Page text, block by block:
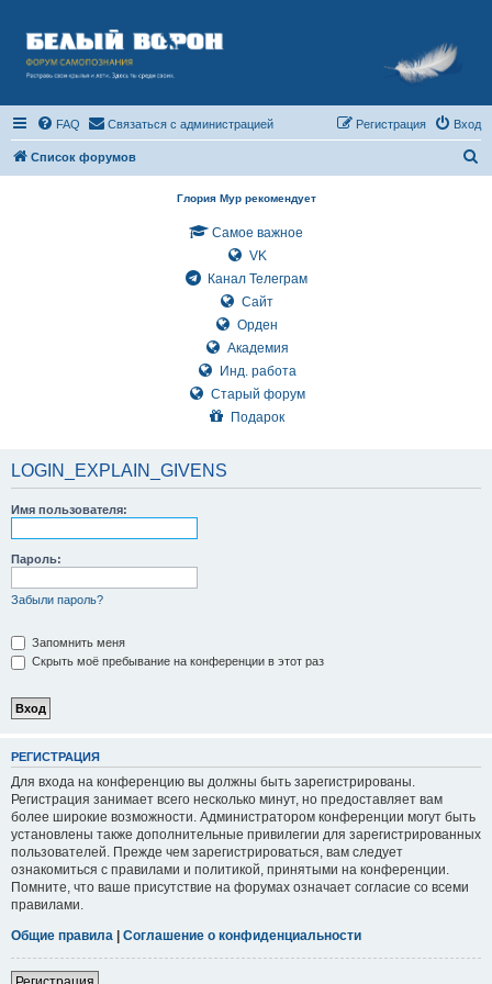
FAQ Связаться с администрацией Вход
Регистрация
Список форумов
Глория Мур рекомендует
Самое важное
VK
Канал Телеграм
Сайт
Орден
Академия
Инд. работа
Старый форум
Подарок
LOGIN_EXPLAIN_GIVENS
Имя пользователя:
Пароль:
Забыли пароль?
Запомнить меня
Скрыть моё пребывание на конференции в этот раз
РЕГИСТРАЦИЯ
Для входа на конференцию вы должны быть зарегистрированы.
Регистрация занимает всего несколько минут, но предоставляет вам
более широкие возможности. Администратором конференции могут быть
установлены также дополнительные привилегии для зарегистрированных
пользователей. Прежде чем зарегистрироваться, вам следует
ознакомиться с правилами и политикой, принятыми на конференции.
Помните, что ваше присутствие на форумах означает согласие со всеми
правилами.
Общие правила
Соглашение о конфиденциальности